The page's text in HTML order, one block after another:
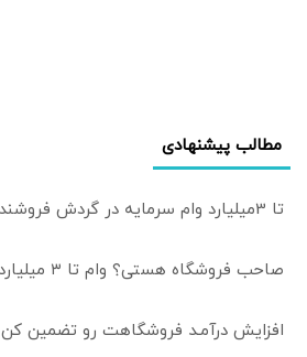
مطالب پیشنهادی
تا 3میلیارد وام سرمایه در گردش فروشندگان
صاحب فروشگاه هستی؟ وام تا ۳ میلیارد تومان بگیر
افزایش درآمـد فروشگاهت رو تضمین کن